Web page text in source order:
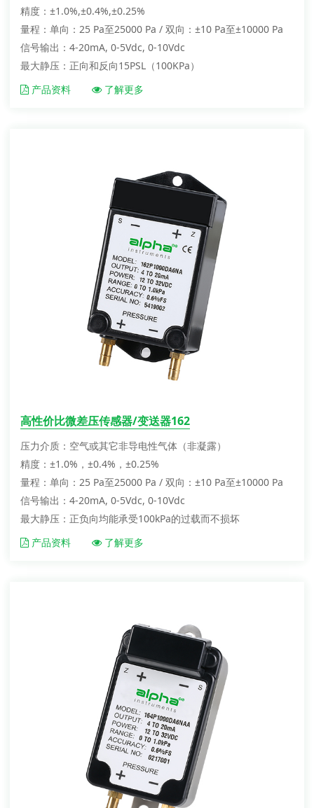
精度：±1.0%,±0.4%,±0.25%
量程：单向：25 Pa至25000 Pa / 双向：±10 Pa至±10000 Pa
信号输出：4-20mA, 0-5Vdc, 0-10Vdc
最大静压：正向和反向15PSL（100KPa）
产品资料
了解更多
高性价比微差压传感器/变送器162
压力介质：空气或其它非导电性气体（非凝露）
精度：±1.0%，±0.4%，±0.25%
量程：单向：25 Pa至25000 Pa / 双向：±10 Pa至±10000 Pa
信号输出：4-20mA, 0-5Vdc, 0-10Vdc
最大静压：正负向均能承受100kPa的过载而不损坏
产品资料
了解更多